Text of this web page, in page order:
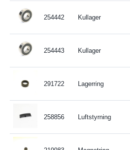
254442 Kullager
254443 Kullager
291722 Lagerring
258856 Luftstyrning